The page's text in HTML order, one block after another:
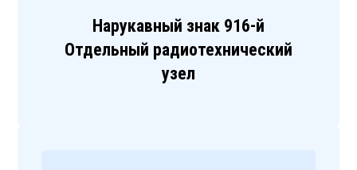
Нарукавный знак 916-й
Отдельный радиотехнический
узел